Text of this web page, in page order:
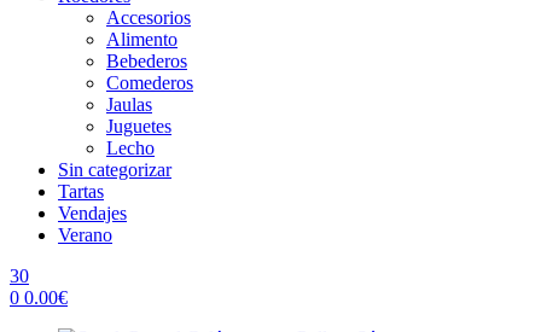
Accesorios
Alimento
Bebederos
Comederos
Jaulas
Juguetes
Lecho
Sin categorizar
Tartas
Vendajes
Verano
30
0 0.00€